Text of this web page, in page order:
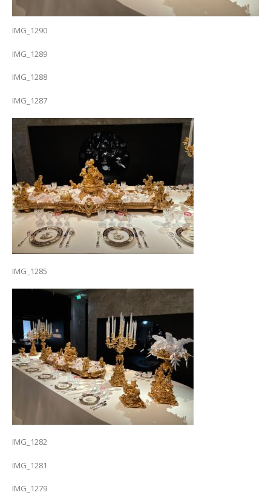
IMG_1290
IMG_1289
IMG_1288
IMG_1287
IMG_1285
IMG_1282
IMG_1281
IMG_1279